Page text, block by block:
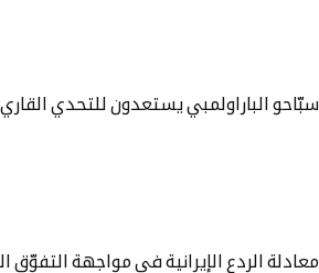
سبّاحو الباراولمبي يستعدون للتحدي
معادلة الردع الإيرانية في مواجهة التفوّق